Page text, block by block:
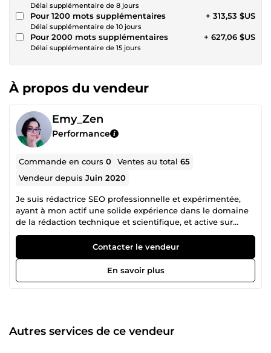
Délai supplémentaire de 8 jours
Pour 1200 mots supplémentaires
Délai supplémentaire de 10 jours
+ 313,53 $US
Pour 2000 mots supplémentaires
Délai supplémentaire de 15 jours
+ 627,06 $US
À propos du vendeur
Emy_Zen
Performance
Commande en cours0 Ventes au total65
Vendeur depuisJuin 2020
Je suis rédactrice SEO professionnelle et expérimentée,
ayant à mon actif une solide expérience dans le domaine
de la rédaction technique et scientifique, et active sur
différentes plateformes depuis 2018. Je me permets de
vous proposer mes services en rédaction scientifique. Je
suis disponible pour vous fournir des contenus qualitatifs,
uniques et professionnels, qui répondent à vos attentes.
Vous pouvez compter sur mes compétences
programmation ; Des connaissances dans différents
domaines scientifiques ; Recherche et documentation ;
Contacter le vendeur
En savoir plus
Autres services de ce vendeur